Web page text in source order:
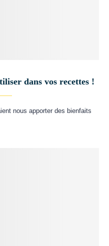
dans vos recettes !
nous apporter des bienfaits